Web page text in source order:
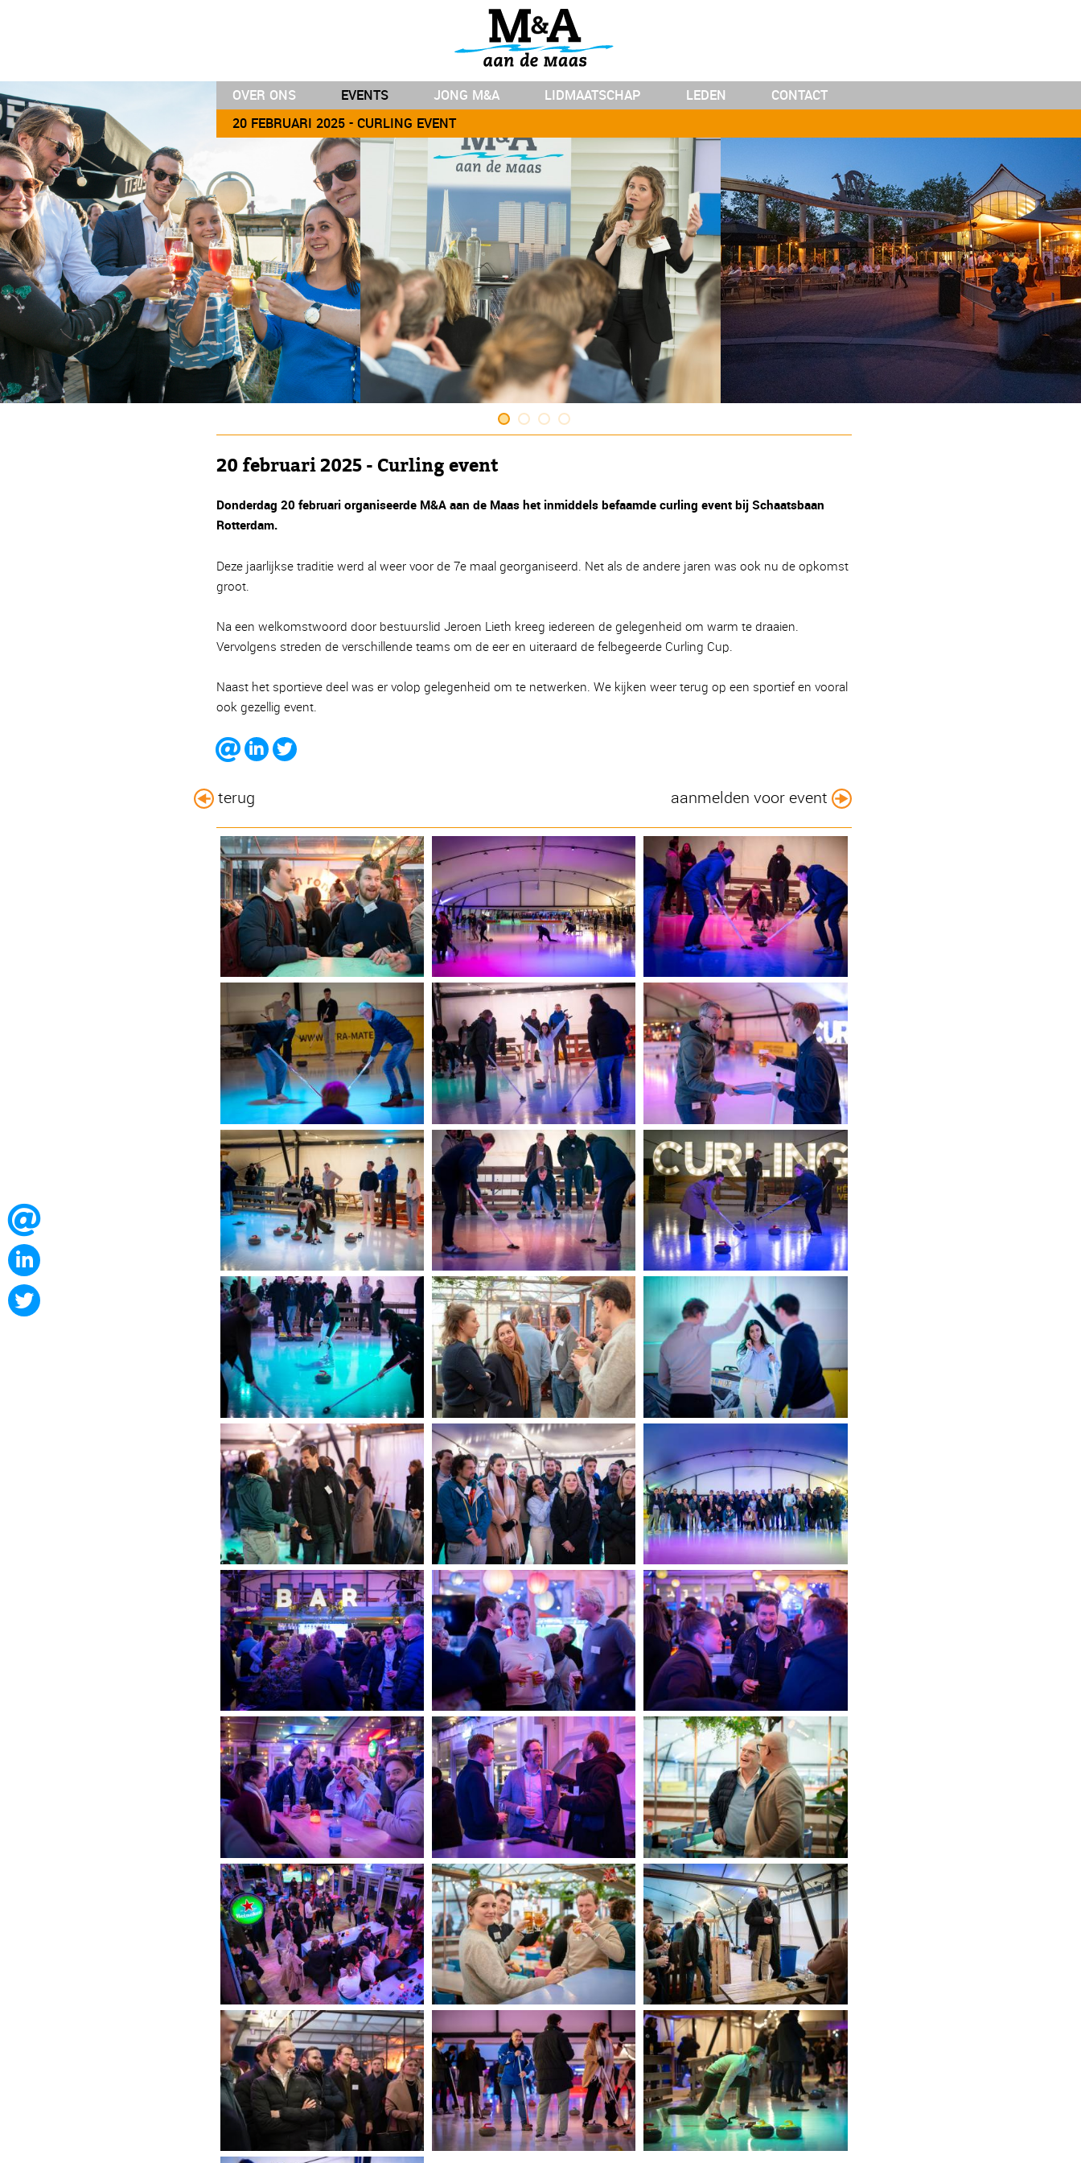
OVER ONS EVENTS JONG M&A LIDMAATSCHAP LEDEN
CONTACT
20 FEBRUARI 2025 - CURLING EVENT
20 februari 2025 - Curling event
Donderdag 20 februari organiseerde M&A aan de Maas het inmiddels befaamde curling event bij Schaatsbaan
Rotterdam.
Deze jaarlijkse traditie werd al weer voor de 7e maal georganiseerd. Net als de andere jaren was ook nu de opkomst
groot.
Na een welkomstwoord door bestuurslid Jeroen Lieth kreeg iedereen de gelegenheid om warm te draaien.
Vervolgens streden de verschillende teams om de eer en uiteraard de felbegeerde Curling Cup.
Naast het sportieve deel was er volop gelegenheid om te netwerken. We kijken weer terug op een sportief en vooral
ook gezellig event.
terug aanmelden voor event